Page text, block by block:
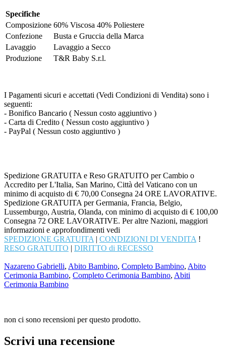
Specifiche
Composizione 60% Viscosa 40% Poliestere
Confezione
Busta e Gruccia della Marca
Lavaggio
Lavaggio a Secco
Produzione
T&R Baby S.r.l.
I Pagamenti sicuri e accettati (Vedi Condizioni di Vendita) sono i
seguenti:
- Bonifico Bancario ( Nessun costo aggiuntivo )
- Carta di Credito ( Nessun costo aggiuntivo )
- PayPal ( Nessun costo aggiuntivo )
Spedizione GRATUITA e Reso GRATUITO per Cambio o
Accredito per L'Italia, San Marino, Città del Vaticano con un
minimo di acquisto di € 70,00 Consegna 24 ORE LAVORATIVE.
Spedizione GRATUITA per Germania, Francia, Belgio,
Lussemburgo, Austria, Olanda, con minimo di acquisto di € 100,00
Consegna 72 ORE LAVORATIVE. Per altre Nazioni, maggiori
informazioni e approfondimenti vedi
SPEDIZIONE GRATUITA | CONDIZIONI DI VENDITA !
RESO GRATUITO | DIRITTO di RECESSO
Nazareno Gabrielli, Abito Bambino, Completo Bambino, Abito
Cerimonia Bambino, Completo Cerimonia Bambino, Abiti
Cerimonia Bambino
non ci sono recensioni per questo prodotto.
Scrivi una recensione